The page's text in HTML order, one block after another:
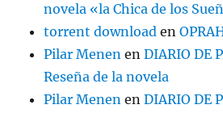
novela «la Chica de los
torrent download en
Pilar Menen enDIARIO DE
Reseña de la novela
Pilar Menen enDIARIO DE